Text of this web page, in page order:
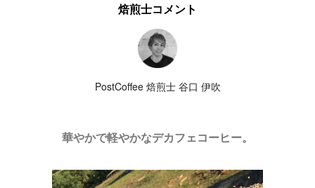
焙煎士コメント
PostCoffee 焙煎士 谷口 伊吹
華やかで軽やかなデカフェコーヒー。